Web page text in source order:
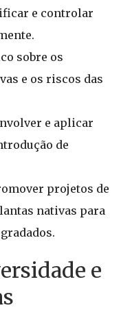
e controlar
sobre os
e os riscos das
e aplicar
de
projetos de
nativas para
e